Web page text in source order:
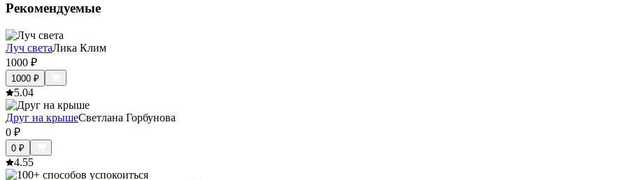
Рекомендуемые
Луч светаЛика Клим
1000 ₽
1000 ₽
5.04
Друг на крышеСветлана Горбунова
0 ₽
0 ₽
4.55